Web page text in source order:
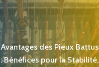
Avantages des Pieux Battus
: Bénéfices pour la Stabilité,